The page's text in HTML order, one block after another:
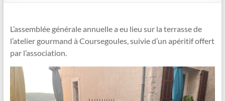
L’assemblée générale annuelle a eu lieu sur la terrasse de
l’atelier gourmand à Coursegoules, suivie d’un apéritif offert
par l’association.